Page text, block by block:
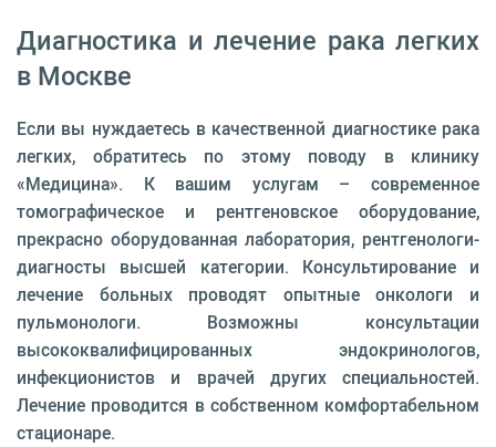
Диагностика и лечение рака легких
в Москве
Если вы нуждаетесь в качественной диагностике рака
легких, обратитесь по этому поводу в клинику
«Медицина». К вашим услугам – современное
томографическое и рентгеновское оборудование,
прекрасно оборудованная лаборатория, рентгенологи-
диагносты высшей категории. Консультирование и
лечение больных проводят опытные онкологи и
пульмонологи. Возможны консультации
высококвалифицированных эндокринологов,
инфекционистов и врачей других специальностей.
Лечение проводится в собственном комфортабельном
стационаре.